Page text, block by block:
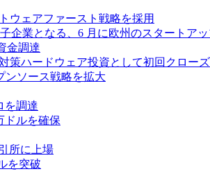
ウェアファースト戦略を採用
企業となる、6 月に欧州のスタートア
金調達
ハードウェア投資として初回クロー
ンソース戦略を拡大
を調達
ドルを確保
所に上場
を突破